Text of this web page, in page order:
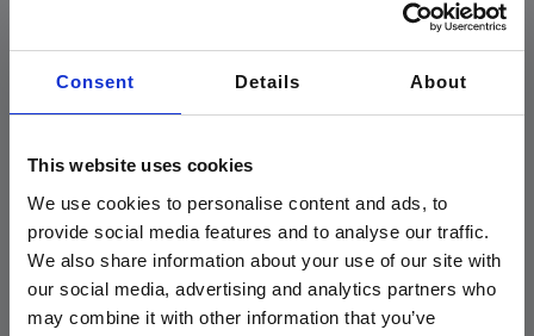
Consent Details About
This website uses cookies
We use cookies to personalise content and ads, to
provide social media features and to analyse our traffic.
We also share information about your use of our site with
our social media, advertising and analytics partners who
may combine it with other information that you’ve
verso un server utilizzando una varietà di protocolli, come HTTP, FTP, SMTP e
Supporta un'ampia varietà di protocolli e opzioni, dalle semplici richieste di GET a
personalizzate. cURL supporta anche vari tipi di trasferimenti di dati, come il
Command Line Interface (CLI)